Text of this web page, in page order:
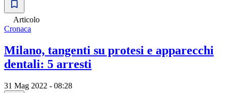
Articolo
Cronaca
Milano, tangenti su protesi e apparecchi
dentali: 5 arresti
31 Mag 2022 - 08:28